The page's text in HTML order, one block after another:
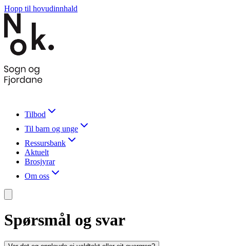
Hopp til hovudinnhald
Tilbod
Til barn og unge
Ressursbank
Aktuelt
Brosjyrar
Om oss
Spørsmål og svar